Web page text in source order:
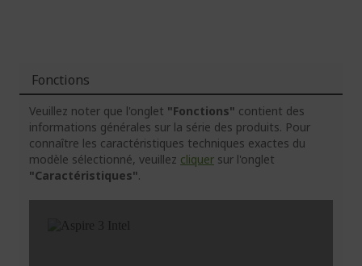
Fonctions
Veuillez noter que l'onglet "Fonctions" contient des
informations générales sur la série des produits. Pour
connaître les caractéristiques techniques exactes du
modèle sélectionné, veuillez cliquer sur l'onglet
"Caractéristiques".